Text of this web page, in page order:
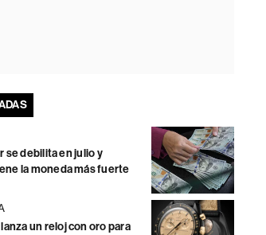
se debilita en julio y
la moneda más fuerte
un reloj con oro para